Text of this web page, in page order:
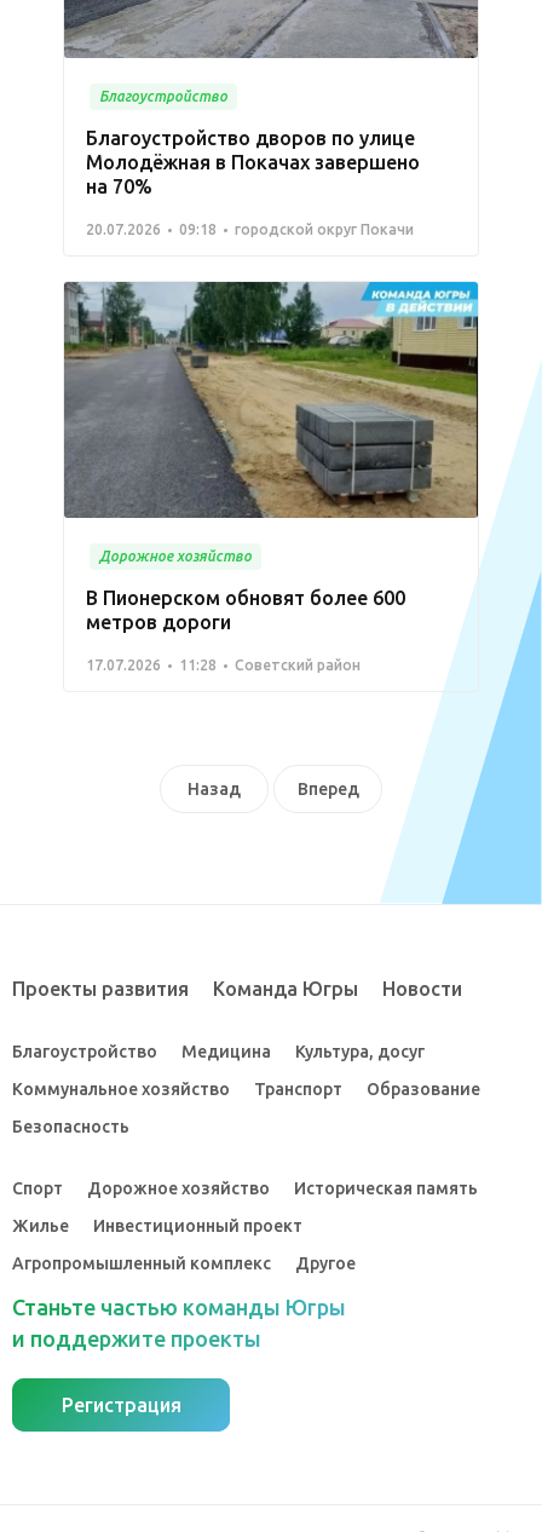
Благоустройство
Благоустройство дворов по улице
Молодёжная в Покачах завершено
на 70%
20.07.2026 09:18 городской округ Покачи
Дорожное хозяйство
В Пионерском обновят более 600
метров дороги
17.07.2026 11:28 Советский район
Назад Вперед
Проекты развития Команда Югры Новости
Благоустройство Медицина
Культура, досуг
Коммунальное хозяйство
Транспорт
Образование
Безопасность
Спорт Дорожное хозяйство
Историческая память
Жилье
Инвестиционный проект
Агропромышленный комплекс
Другое
Станьте частью команды Югры
и поддержите проекты
Регистрация